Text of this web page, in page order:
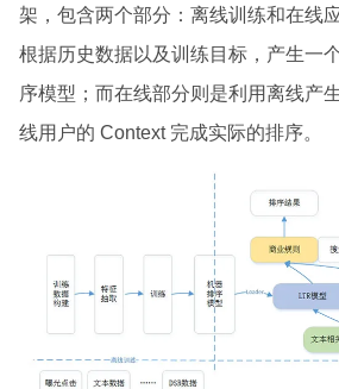
架，包含两个部分：离线训练和在线
根据历史数据以及训练目标，产生一
序模型；而在线部分则是利用离线产
线用户的 Context 完成实际的排序。